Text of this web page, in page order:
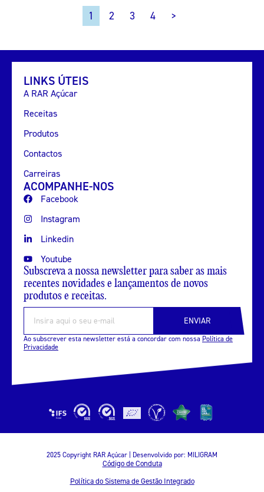
1 2 3 4 >
LINKS ÚTEIS
A RAR Açúcar
Receitas
Produtos
Contactos
Carreiras
ACOMPANHE-NOS
Facebook
Instagram
Linkedin
Youtube
Subscreva a nossa newsletter para saber as mais
recentes novidades e lançamentos de novos
produtos e receitas.
ENVIAR
Ao subscrever esta newsletter está a concordar com nossa Política de
Privacidade
2025 Copyright RAR Açúcar | Desenvolvido por: MILIGRAM
Código de Conduta
Política do Sistema de Gestão Integrado